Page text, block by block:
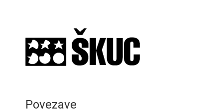
Povezave